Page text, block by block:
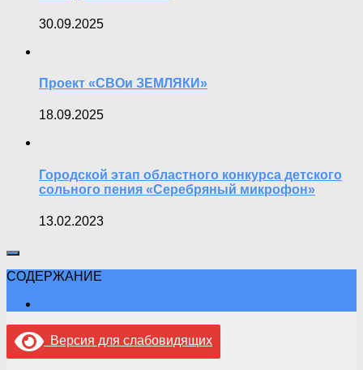
30.09.2025
Проект «СВОи ЗЕМЛЯКИ»
18.09.2025
Городской этап областного конкурса детского
сольного пения «Серебряный микрофон»
13.02.2023
СОДЕРЖАНИЕ
Версия для слабовидящих